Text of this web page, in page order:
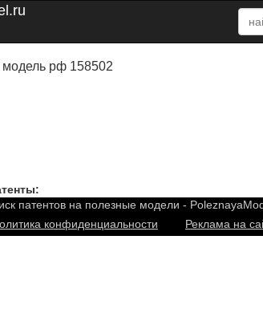
модель рф 158502
патентов на полезные модели -
конфиденциальности Реклама на